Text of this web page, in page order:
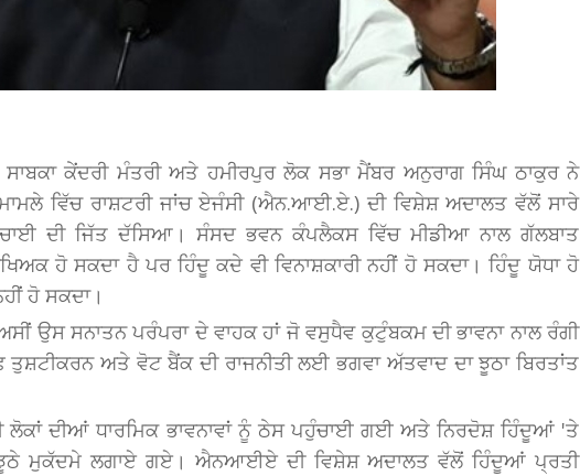
ਸਾਬਕਾ ਕੇਂਦਰੀ ਮੰਤਰੀ ਅਤੇ ਹਮੀਰਪੁਰ ਲੋਕ ਸਭਾ ਮੈਂਬਰ ਅਨੁਰਾਗ ਸਿੰਘ ਠਾਕੁਰ ਨੇ
ਵਿੱਚ ਰਾਸ਼ਟਰੀ ਜਾਂਚ ਏਜੰਸੀ (ਐਨ.ਆਈ.ਏ.) ਦੀ ਵਿਸ਼ੇਸ਼ ਅਦਾਲਤ ਵੱਲੋਂ ਸਾਰੇ
ਦੀ ਜਿੱਤ ਦੱਸਿਆ। ਸੰਸਦ ਭਵਨ ਕੰਪਲੈਕਸ ਵਿੱਚ ਮੀਡੀਆ ਨਾਲ ਗੱਲਬਾਤ
ਹੋ ਸਕਦਾ ਹੈ ਪਰ ਹਿੰਦੂ ਕਦੇ ਵੀ ਵਿਨਾਸ਼ਕਾਰੀ ਨਹੀਂ ਹੋ ਸਕਦਾ। ਹਿੰਦੂ ਯੋਧਾ ਹੋ
ਹੋ ਸਕਦਾ।
ਉਸ ਸਨਾਤਨ ਪਰੰਪਰਾ ਦੇ ਵਾਹਕ ਹਾਂ ਜੋ ਵਸੁਧੈਵ ਕੁਟੁੰਬਕਮ ਦੀ ਭਾਵਨਾ ਨਾਲ ਰੰਗੀ
ਅਤੇ ਵੋਟ ਬੈਂਕ ਦੀ ਰਾਜਨੀਤੀ ਲਈ ਭਗਵਾ ਅੱਤਵਾਦ ਦਾ ਝੂਠਾ ਬਿਰਤਾਂਤ
ਲੋਕਾਂ ਦੀਆਂ ਧਾਰਮਿਕ ਭਾਵਨਾਵਾਂ ਨੂੰ ਠੇਸ ਪਹੁੰਚਾਈ ਗਈ ਅਤੇ ਨਿਰਦੋਸ਼ ਹਿੰਦੂਆਂ 'ਤੇ
ਮੁਕੱਦਮੇ ਲਗਾਏ ਗਏ। ਐਨਆਈਏ ਦੀ ਵਿਸ਼ੇਸ਼ ਅਦਾਲਤ ਵੱਲੋਂ ਹਿੰਦੂਆਂ ਪ੍ਰਤੀ